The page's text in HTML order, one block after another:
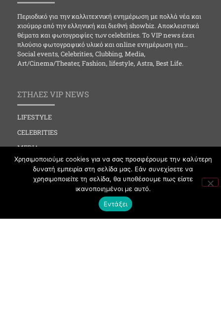
Περιοδικό για την καλλιτεχνική ενημέρωση με πολλά νέα και
χιούμορ από την ελληνική και διεθνή showbiz. Αποκλειστικά
θέματα και φωτογραφίες των celebrities. Το VIP news έχει
πλούσιο φωτογραφικό υλικό και online ενημέρωση για…
Social events, Celebrities, Clubbing, Media,
Art/Cinema/Theater, Fashion, lifestyle, Astra, Best Life.
ΣΤΗΛΕΣ VIP NEWS
LIFESTYLE
CELEBRITIES
MEDIA
SOCIAL EVENTS
CLUBBING
Χρησιμοποιούμε cookies για να σας προσφέρουμε την καλύτερη
δυνατή εμπειρία στη σελίδα μας. Εάν συνεχίσετε να
χρησιμοποιείτε τη σελίδα, θα υποθέσουμε πως είστε
ικανοποιημένοι με αυτό.
Εντάξει